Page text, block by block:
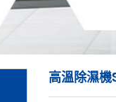
高溫除濕機